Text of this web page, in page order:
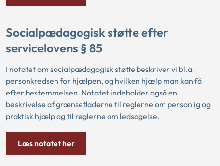
Socialpædagogisk støtte efter
servicelovens § 85
I notatet om socialpædagogisk støtte beskriver vi bl.a.
personkredsen for hjælpen, og hvilken hjælp man kan få
efter bestemmelsen. Notatet indeholder også en
beskrivelse af grænsefladerne til reglerne om personlig og
praktisk hjælp og til reglerne om ledsagelse.
Læs notatet her